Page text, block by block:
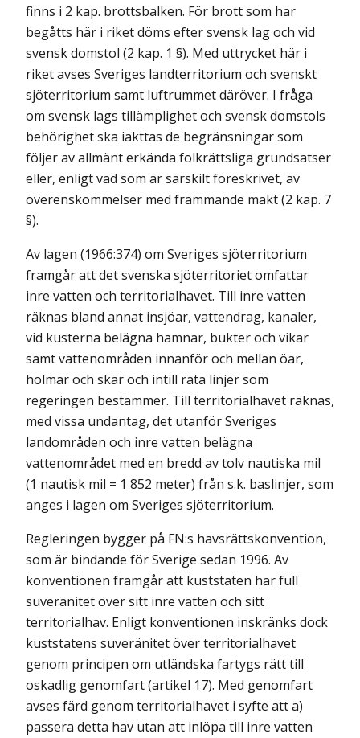
finns i 2 kap. brottsbalken. För brott som har
begåtts här i riket döms efter svensk lag och vid
svensk domstol (2 kap. 1 §). Med uttrycket här i
riket avses Sveriges landterritorium och svenskt
sjöterritorium samt luftrummet däröver. I fråga
om svensk lags tillämplighet och svensk domstols
behörighet ska iakttas de begränsningar som
följer av allmänt erkända folkrättsliga grundsatser
eller, enligt vad som är särskilt föreskrivet, av
överenskommelser med främmande makt (2 kap. 7
§).
Av lagen (1966:374) om Sveriges sjöterritorium
framgår att det svenska sjöterritoriet omfattar
inre vatten och territorialhavet. Till inre vatten
räknas bland annat insjöar, vattendrag, kanaler,
vid kusterna belägna hamnar, bukter och vikar
samt vattenområden innanför och mellan öar,
holmar och skär och intill räta linjer som
regeringen bestämmer. Till territorialhavet räknas,
med vissa undantag, det utanför Sveriges
landområden och inre vatten belägna
vattenområdet med en bredd av tolv nautiska mil
(1 nautisk mil = 1 852 meter) från s.k. baslinjer, som
anges i lagen om Sveriges sjöterritorium.
Regleringen bygger på FN:s havsrättskonvention,
som är bindande för Sverige sedan 1996. Av
konventionen framgår att kuststaten har full
suveränitet över sitt inre vatten och sitt
territorialhav. Enligt konventionen inskränks dock
kuststatens suveränitet över territorialhavet
genom principen om utländska fartygs rätt till
oskadlig genomfart (artikel 17). Med genomfart
avses färd genom territorialhavet i syfte att a)
passera detta hav utan att inlöpa till inre vatten